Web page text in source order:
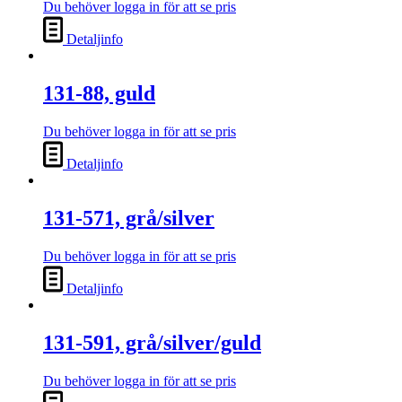
Du behöver logga in för att se pris
Detaljinfo
131-88, guld
Du behöver logga in för att se pris
Detaljinfo
131-571, grå/silver
Du behöver logga in för att se pris
Detaljinfo
131-591, grå/silver/guld
Du behöver logga in för att se pris